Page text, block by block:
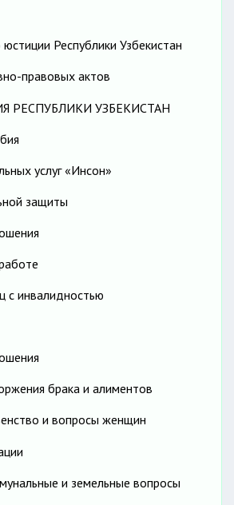
Республики Узбекистан
правовых актов
РЕСПУБЛИКИ УЗБЕКИСТАН
услуг «Инсон»
защиты
с инвалидностью
брака и алиментов
и вопросы женщин
и земельные вопросы